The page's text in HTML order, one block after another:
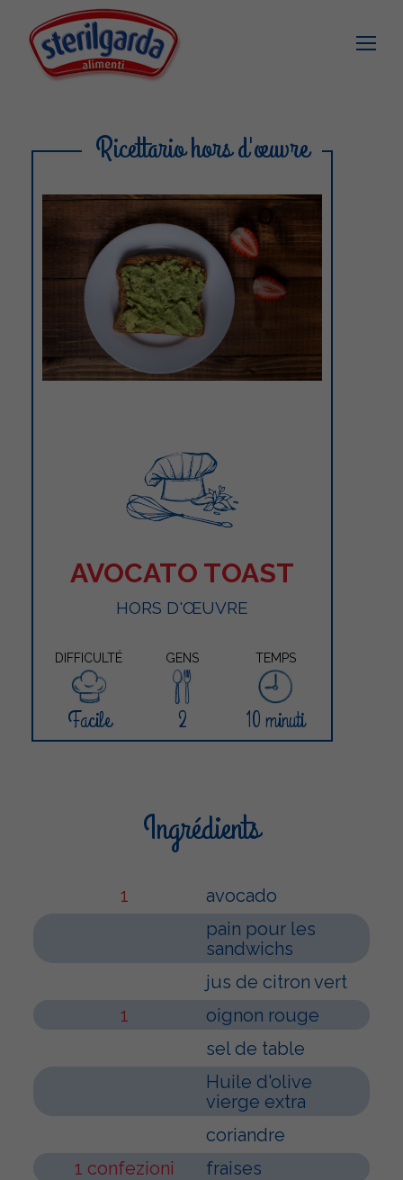
Ricettario hors d'œuvre
AVOCATO TOAST
HORS D'ŒUVRE
DIFFICULTÉ GENS TEMPS
Facile 2 10 minuti
Ingrédients
1
avocado
pain pour les
sandwichs
jus de citron vert
1
oignon rouge
sel de table
Huile d'olive
vierge extra
coriandre
1 confezioni
fraises